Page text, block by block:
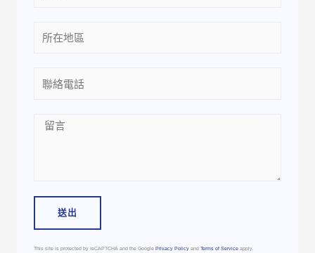
Location
Phone
Message
送出
This site is protected by reCAPTCHA and the Google Privacy Policy and Terms of Service apply.